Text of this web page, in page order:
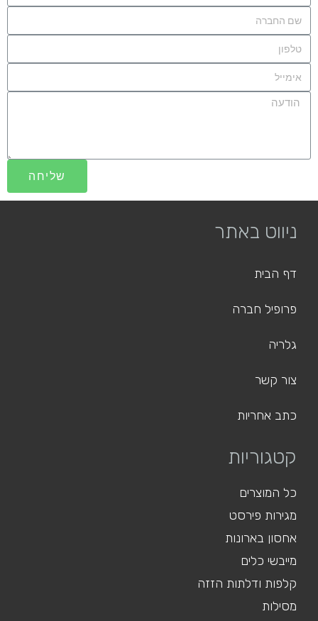
שליחה
ניווט באתר
דף הבית
פרופיל חברה
גלריה
צור קשר
כתב אחריות
קטגוריות
כל המוצרים
מגירות פירסט
אחסון בארונות
מייבשי כלים
קלפות ודלתות הזזה
מסילות